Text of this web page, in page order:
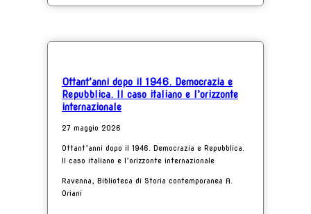
Ottant’anni dopo il 1946. Democrazia e
Repubblica. Il caso italiano e l’orizzonte
internazionale
27 maggio 2026
Ottant’anni dopo il 1946. Democrazia e Repubblica.
Il caso italiano e l’orizzonte internazionale
Ravenna, Biblioteca di Storia contemporanea A.
Oriani